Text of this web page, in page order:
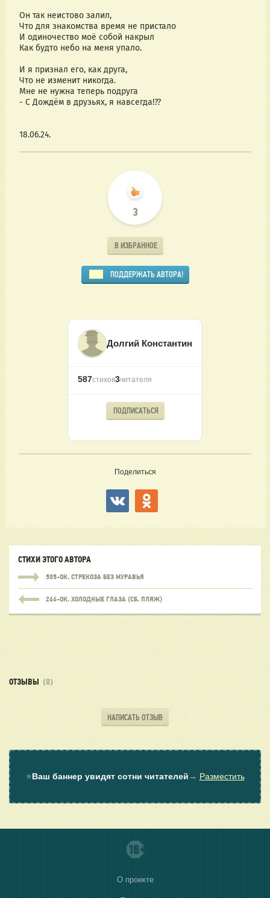
Он так неистово залил,
Что для знакомства время не пристало
И одиночество моё собой накрыл
Как будто небо на меня упало.
И я признал его, как друга,
Что не изменит никогда.
Мне не нужна теперь подруга
- С Дождём в друзьях, я навсегда!??
18.06.24.
3
В ИЗБРАННОЕ
ПОДДЕРЖАТЬ АВТОРА!
Долгий Константин
587стихов3читателя
ПОДПИСАТЬСЯ
Поделиться
СТИХИ ЭТОГО АВТОРА
505-ОК. СТРЕКОЗА БЕЗ МУРАВЬЯ
266-ОК. ХОЛОДНЫЕ ГЛАЗА (СБ. ПЛЯЖ)
ОТЗЫВЫ (0)
НАПИСАТЬ ОТЗЫВ
⭐Ваш баннер увидят сотни читателей → Разместить
О проекте